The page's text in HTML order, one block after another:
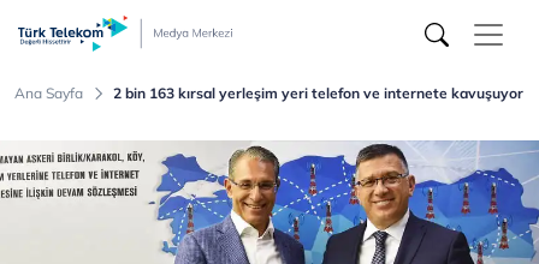
Telekom
Medya
Ana Sayfa 2 bin 163 kırsal yerleşim yeri telefon ve internete kavuşuyor